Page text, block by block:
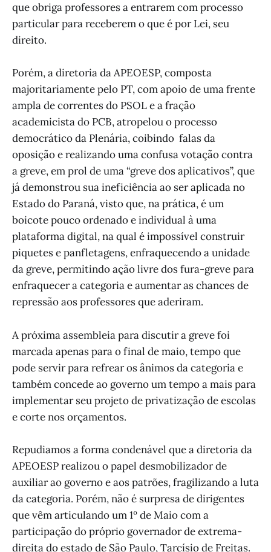
que obriga professores a entrarem com processo
particular para receberem o que é por Lei, seu
direito.
Porém, a diretoria da APEOESP, composta
majoritariamente pelo PT, com apoio de uma frente
ampla de correntes do PSOL e a fração
academicista do PCB, atropelou o processo
democrático da Plenária, coibindo falas da
oposição e realizando uma confusa votação contra
a greve, em prol de uma “greve dos aplicativos”, que
já demonstrou sua ineficiência ao ser aplicada no
Estado do Paraná, visto que, na prática, é um
boicote pouco ordenado e individual à uma
plataforma digital, na qual é impossível construir
piquetes e panfletagens, enfraquecendo a unidade
da greve, permitindo ação livre dos fura-greve para
enfraquecer a categoria e aumentar as chances de
repressão aos professores que aderiram.
A próxima assembleia para discutir a greve foi
marcada apenas para o final de maio, tempo que
pode servir para refrear os ânimos da categoria e
também concede ao governo um tempo a mais para
implementar seu projeto de privatização de escolas
e corte nos orçamentos.
Repudiamos a forma condenável que a diretoria da
APEOESP realizou o papel desmobilizador de
auxiliar ao governo e aos patrões, fragilizando a luta
da categoria. Porém, não é surpresa de dirigentes
que vêm articulando um 1º de Maio com a
participação do próprio governador de extrema-
direita do estado de São Paulo, Tarcísio de Freitas.